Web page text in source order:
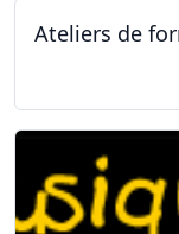
Ateliers de